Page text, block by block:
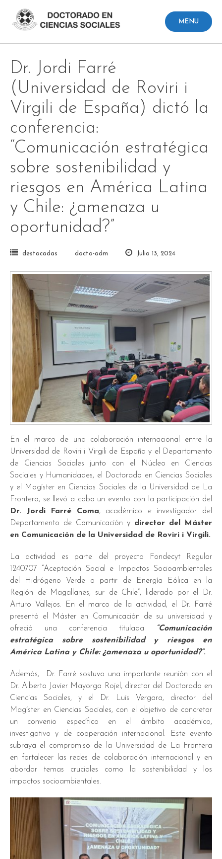
content
MENU
Dr. Jordi Farré
(Universidad de Roviri i
Virgili de España) dictó la
conferencia:
“Comunicación estratégica
sobre sostenibilidad y
riesgos en América Latina
y Chile: ¿amenaza u
oportunidad?”
destacadas docto-adm Julio 13, 2024
En el marco de una colaboración internacional entre la
Universidad de Roviri i Virgili de España y el Departamento
de Ciencias Sociales junto con el Núcleo en Ciencias
Sociales y Humanidades, el Doctorado en Ciencias Sociales
y el Magíster en Ciencias Sociales de la Universidad de La
Frontera, se llevó a cabo un evento con la participación del
Dr. Jordi Farré Coma, académico e investigador del
Departamento de Comunicación y director del Máster
en Comunicación de la Universidad de Roviri i Virgili.
La actividad es parte del proyecto Fondecyt Regular
1240707 “Aceptación Social e Impactos Socioambientales
del Hidrógeno Verde a partir de Energía Eólica en la
Región de Magallanes, sur de Chile”, liderado por el Dr.
Arturo Vallejos. En el marco de la actividad, el Dr. Farré
presentó el Máster en Comunicación de su universidad y
ofreció una conferencia titulada
“Comunicación
estratégica sobre sostenibilidad y riesgos en
América Latina y Chile: ¿amenaza u oportunidad?”.
Además, Dr. Farré sostuvo una importante reunión con el
Dr. Alberto Javier Mayorga Rojel, director del Doctorado en
Ciencias Sociales, y el Dr. Luis Vergara, director del
Magíster en Ciencias Sociales, con el objetivo de concretar
un convenio específico en el ámbito académico,
investigativo y de cooperación internacional. Este evento
subraya el compromiso de la Universidad de La Frontera
en fortalecer las redes de colaboración internacional y en
abordar temas cruciales como la sostenibilidad y los
impactos socioambientales.